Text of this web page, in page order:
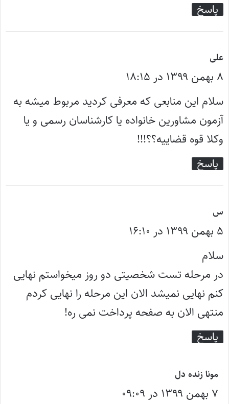
پاسخ
علی
ف
ت
:
۸ بهمن ۱۳۹۹ در ۱۸:۱۵
سلام این منابعی که معرفی کردید مربوط میشه به
آزمون مشاورین خانواده یا کارشناسان رسمی و یا
وکلا قوه قضاییه؟؟!!!
پاسخ
س
ف
ت
:
۵ بهمن ۱۳۹۹ در ۱۶:۱۰
سلام
در مرحله تست شخصیتی دو روز میخواستم نهایی
کنم نهایی نمیشد الان این مرحله را نهایی کردم
منتهی الان به صفحه پرداخت نمی ره!
پاسخ
مونا زنده دل
ف
۷ بهمن ۱۳۹۹ در ۰۹:۰۹